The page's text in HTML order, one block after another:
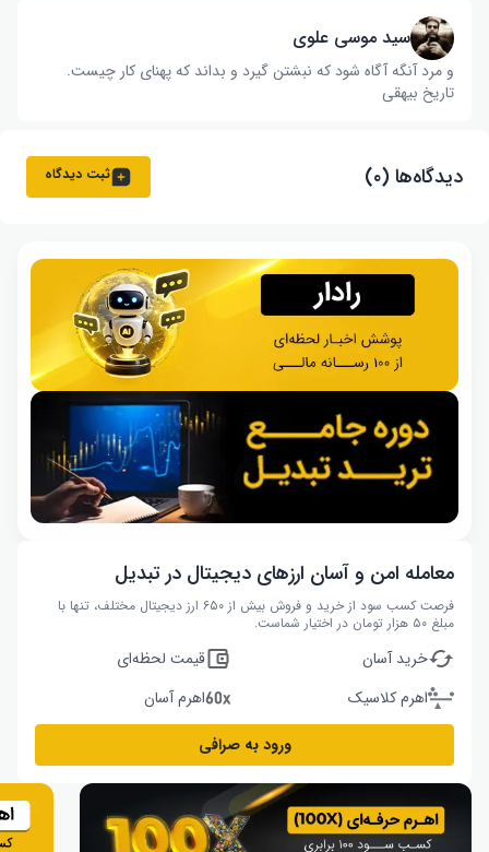
سید موسی علوی
و مرد آنگه آگاه شود که نبشتن گیرد و بداند که پهنای کار چیست‌.
تاریخ بیهقی
دیدگاه‌ها (۰) ثبت دیدگاه
معامله امن و آسان ارزهای دیجیتال در تبدیل
فرصت کسب سود از خرید و فروش بیش از ۶۵۰ ارز دیجیتال مختلف، تنها با
مبلغ ۵۰ هزار تومان در اختیار شماست.
خرید آسان
قیمت لحظه‌ای
اهرم کلاسیک
اهرم آسان
ورود به صرافی